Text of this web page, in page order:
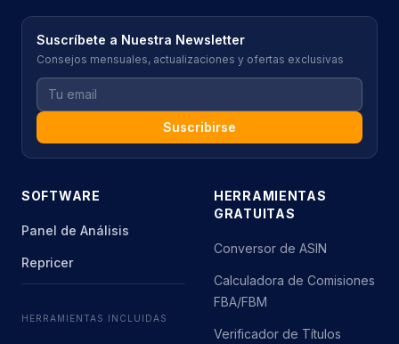
Suscríbete a Nuestra Newsletter
Consejos mensuales, actualizaciones y ofertas exclusivas
Suscribirse
SOFTWARE
Panel de Análisis
Repricer
HERRAMIENTAS INCLUIDAS
HERRAMIENTAS
GRATUITAS
Conversor de ASIN
Calculadora de Comisiones
FBA/FBM
Verificador de Títulos